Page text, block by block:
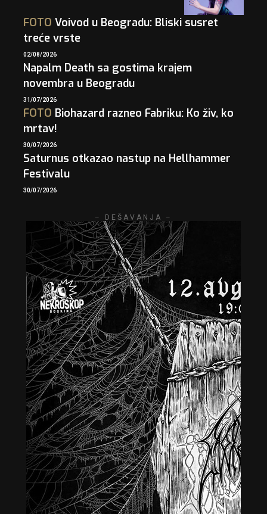
FOTO Voivod u Beogradu: Bliski susret
treće vrste
02/08/2026
Napalm Death sa gostima krajem
novembra u Beogradu
31/07/2026
FOTO Biohazard razneo Fabriku: Ko živ, ko
mrtav!
30/07/2026
Saturnus otkazao nastup na Hellhammer
Festivalu
30/07/2026
– DEŠAVANJA –